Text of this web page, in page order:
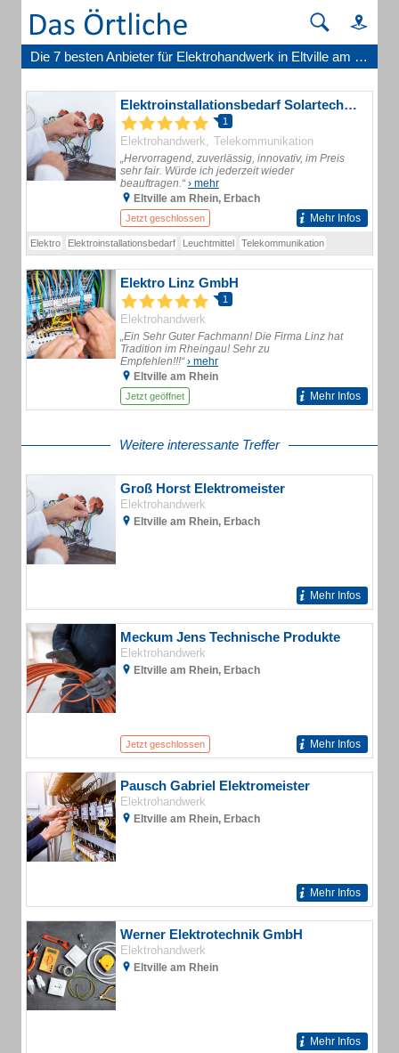
Die 7 besten Anbieter für Elektrohandwerk in Eltville am Rhein
Elektroinstallationsbedarf Solartechnik Meckum
1
Elektrohandwerk Telekommunikation
„Hervorragend, zuverlässig, innovativ, im Preis
sehr fair. Würde ich jederzeit wieder
beauftragen.“› mehr
Eltville am Rhein, Erbach
Jetzt geschlossen Mehr Infos
Elektro Elektroinstallationsbedarf Leuchtmittel Telekommunikation
Elektro Linz GmbH
1
Elektrohandwerk
„Ein Sehr Guter Fachmann! Die Firma Linz hat
Tradition im Rheingau! Sehr zu
Empfehlen!!!“› mehr
Eltville am Rhein
Jetzt geöffnet Mehr Infos
Weitere interessante Treffer
Groß Horst Elektromeister
Elektrohandwerk
Eltville am Rhein, Erbach
Mehr Infos
Meckum Jens Technische Produkte
Elektrohandwerk
Eltville am Rhein, Erbach
Jetzt geschlossen Mehr Infos
Pausch Gabriel Elektromeister
Elektrohandwerk
Eltville am Rhein, Erbach
Mehr Infos
Werner Elektrotechnik GmbH
Elektrohandwerk
Eltville am Rhein
Mehr Infos